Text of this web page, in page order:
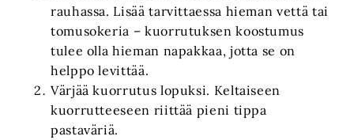
rauhassa. Lisää tarvittaessa hieman vettä tai
tomusokeria – kuorrutuksen koostumus
tulee olla hieman napakkaa, jotta se on
helppo levittää.
Värjää kuorrutus lopuksi. Keltaiseen
kuorrutteeseen riittää pieni tippa
pastaväriä.